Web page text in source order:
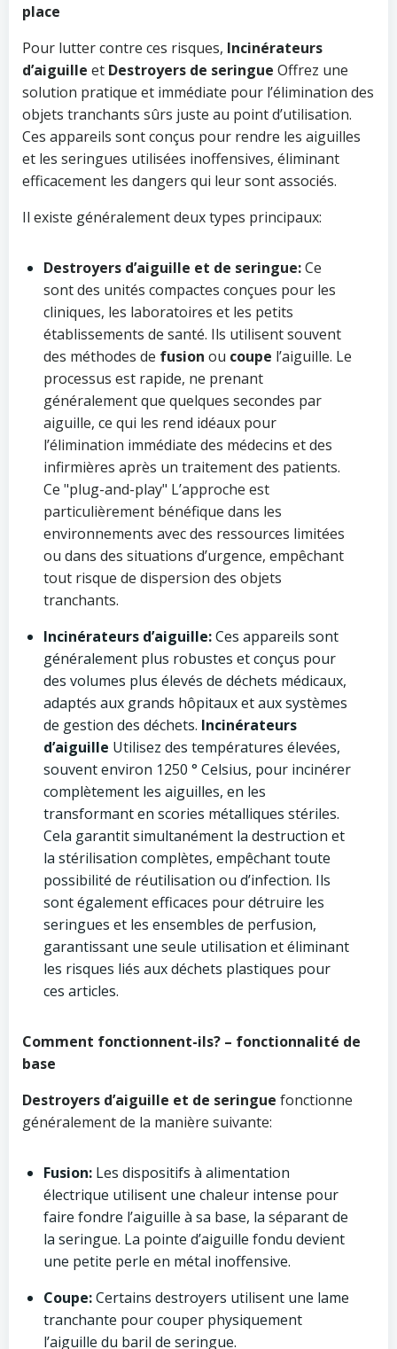
place
Pour lutter contre ces risques, Incinérateurs
d’aiguille et Destroyers de seringue Offrez une
solution pratique et immédiate pour l’élimination des
objets tranchants sûrs juste au point d’utilisation.
Ces appareils sont conçus pour rendre les aiguilles
et les seringues utilisées inoffensives, éliminant
efficacement les dangers qui leur sont associés.
Il existe généralement deux types principaux:
Destroyers d’aiguille et de seringue:Ce
sont des unités compactes conçues pour les
cliniques, les laboratoires et les petits
établissements de santé. Ils utilisent souvent
des méthodes de fusion ou coupe l’aiguille. Le
processus est rapide, ne prenant
généralement que quelques secondes par
aiguille, ce qui les rend idéaux pour
l’élimination immédiate des médecins et des
infirmières après un traitement des patients.
Ce "plug-and-play" L’approche est
particulièrement bénéfique dans les
environnements avec des ressources limitées
ou dans des situations d’urgence, empêchant
tout risque de dispersion des objets
tranchants.
Incinérateurs d’aiguille:Ces appareils sont
généralement plus robustes et conçus pour
des volumes plus élevés de déchets médicaux,
adaptés aux grands hôpitaux et aux systèmes
de gestion des déchets. Incinérateurs
d’aiguille Utilisez des températures élevées,
souvent environ 1250 ° Celsius, pour incinérer
complètement les aiguilles, en les
transformant en scories métalliques stériles.
Cela garantit simultanément la destruction et
la stérilisation complètes, empêchant toute
possibilité de réutilisation ou d’infection. Ils
sont également efficaces pour détruire les
seringues et les ensembles de perfusion,
garantissant une seule utilisation et éliminant
les risques liés aux déchets plastiques pour
ces articles.
Comment fonctionnent-ils? – fonctionnalité de
base
Destroyers d’aiguille et de seringue fonctionne
généralement de la manière suivante:
Fusion: Les dispositifs à alimentation
électrique utilisent une chaleur intense pour
faire fondre l’aiguille à sa base, la séparant de
la seringue. La pointe d’aiguille fondu devient
une petite perle en métal inoffensive.
Coupe:Certains destroyers utilisent une lame
tranchante pour couper physiquement
l’aiguille du baril de seringue.